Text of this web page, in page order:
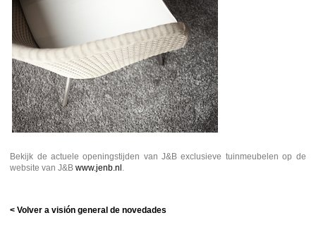
Bekijk de actuele openingstijden van J&B exclusieve tuinmeubelen op de
website van J&Bwww.jenb.nl .
< Volver a visión general de novedades